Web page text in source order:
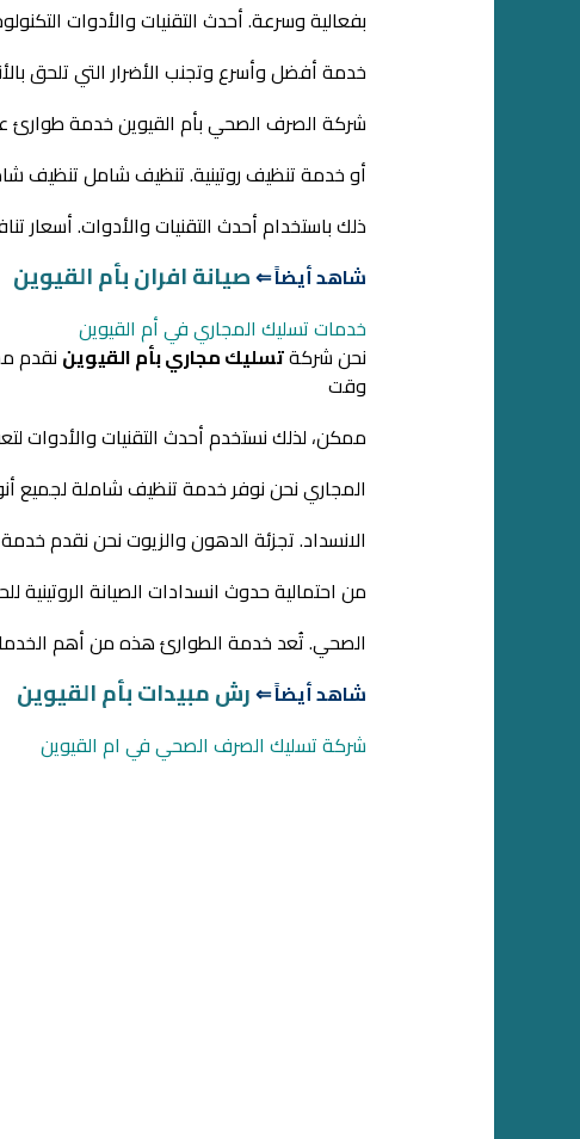
بفعالية وسرعة. أحدث التقنيات والأدوات
خدمة أفضل وأسرع وتجنب الأضرار التي تلحق
شركة الصرف الصحي بأم القيوين خدمة طوارئ
أو خدمة تنظيف روتينية. تنظيف شامل تنظيف
ذلك باستخدام أحدث التقنيات والأدوات. أسعار
شاهد أيضاً ⇐صيانة افران بأم القيوين
خدمات تسليك المجاري في أم القيوين
نحن شركةتسليك مجاري بأم القيوين نقدم
وقت
ممكن، لذلك نستخدم أحدث التقنيات والأدوات
المجاري نحن نوفر خدمة تنظيف شاملة لجميع
الانسداد. تجزئة الدهون والزيوت نحن نقدم
من احتمالية حدوث انسدادات الصيانة
الصحي. تُعد خدمة الطوارئ هذه من أهم
شاهد أيضاً ⇐رش مبيدات بأم القيوين
شركة تسليك الصرف الصحي في ام القيوين